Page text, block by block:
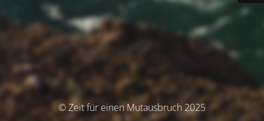
© Zeit für einen Mutausbruch 2025